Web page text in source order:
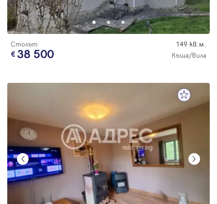
Столът 149 кв.м.
38 500 Къща/Вила